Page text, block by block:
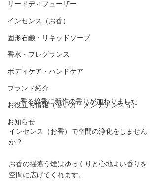
リードディフューザー
インセンス（お香）
固形石鹸・リキッドソープ
香水・フレグランス
ボディケア・ハンドケア
ブランド紹介
お役立ち情報（使い方・メンテナンス等）
お知らせ
香る線香に新作の香りが加わりました
インセンス（お香）で空間の浄化をしません
か？
お香の揺蕩う煙はゆっくりと心地よい香りを
空間に広げてくれます。